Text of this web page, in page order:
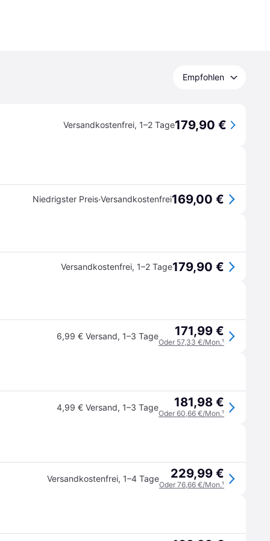
Empfohlen
Versandkostenfrei, 1–2 Tage179,90 €
Niedrigster Preis·Versandkostenfrei169,00 €
Versandkostenfrei, 1–2 Tage179,90 €
6,99 € Versand, 1–3 Tage 171,99 €
Oder 57,33 €/Mon.¹
4,99 € Versand, 1–3 Tage 181,98 €
Oder 60,66 €/Mon.¹
Versandkostenfrei, 1–4 Tage 229,99 €
Oder 76,66 €/Mon.¹